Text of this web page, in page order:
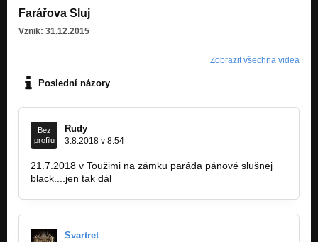
Farářova Sluj
Vznik: 31.12.2015
Zobrazit všechna videa
Poslední názory
Bez
profilu
Rudy
3.8.2018 v 8:54
21.7.2018 v Toužimi na zámku paráda pánové slušnej
black....jen tak dál
Svartret